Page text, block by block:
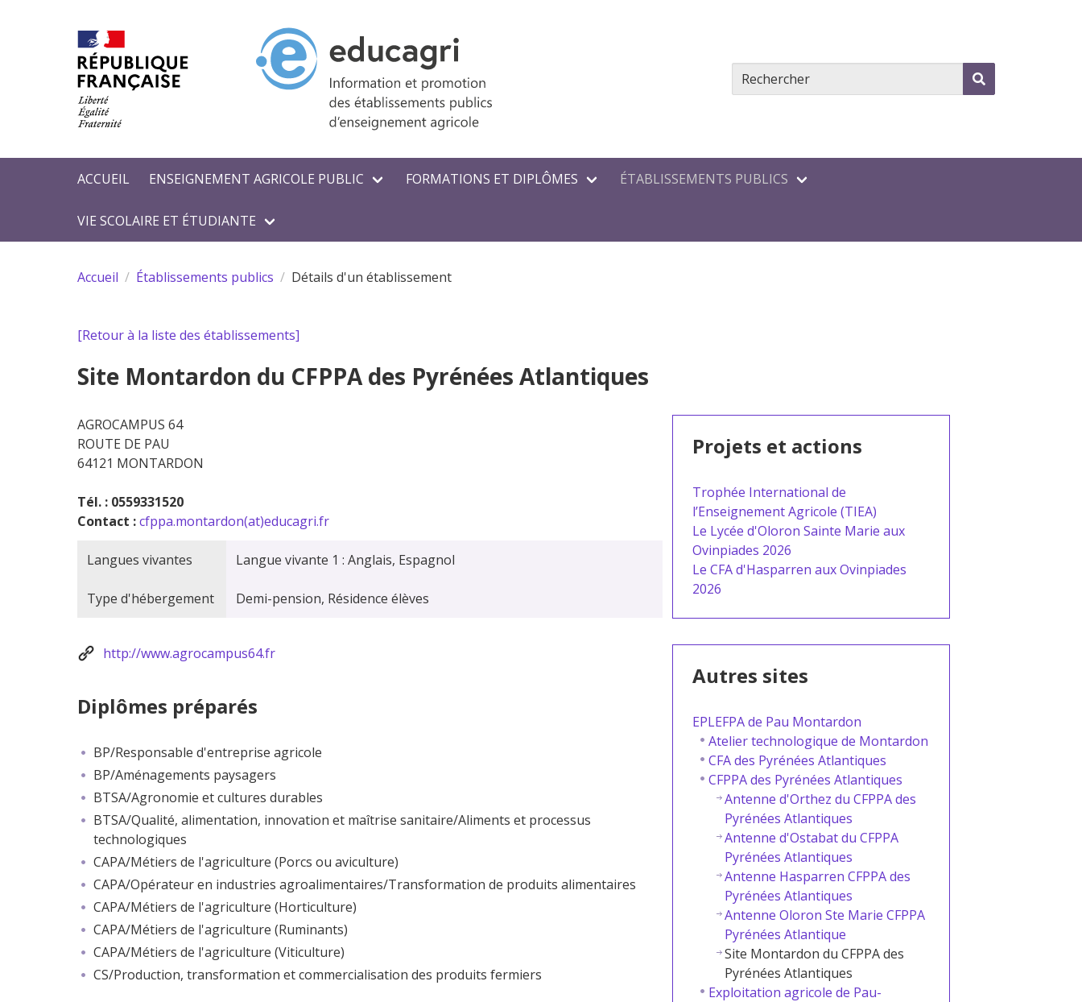
ACCUEIL ENSEIGNEMENT AGRICOLE PUBLIC FORMATIONS ET DIPLÔMES ÉTABLISSEMENTS PUBLICS
VIE SCOLAIRE ET ÉTUDIANTE
Accueil Établissements publics Détails d'un établissement
[Retour à la liste des établissements]
Site Montardon du CFPPA des Pyrénées Atlantiques
AGROCAMPUS 64
ROUTE DE PAU
64121 MONTARDON
Tél. : 0559331520
Contact :cfppa.montardon(at)educagri.fr
Langues vivantes Langue vivante 1 : Anglais, Espagnol
Type d'hébergement Demi-pension, Résidence élèves
http://www.agrocampus64.fr
Diplômes préparés
BP/Responsable d'entreprise agricole
BP/Aménagements paysagers
BTSA/Agronomie et cultures durables
BTSA/Qualité, alimentation, innovation et maîtrise sanitaire/Aliments et processus
technologiques
CAPA/Métiers de l'agriculture (Porcs ou aviculture)
CAPA/Opérateur en industries agroalimentaires/Transformation de produits alimentaires
CAPA/Métiers de l'agriculture (Horticulture)
CAPA/Métiers de l'agriculture (Ruminants)
CAPA/Métiers de l'agriculture (Viticulture)
CS/Production, transformation et commercialisation des produits fermiers
Projets et actions
Trophée International de
l’Enseignement Agricole (TIEA)
Le Lycée d'Oloron Sainte Marie aux
Ovinpiades 2026
Le CFA d'Hasparren aux Ovinpiades
2026
Autres sites
EPLEFPA de Pau Montardon
Atelier technologique de Montardon
CFA des Pyrénées Atlantiques
CFPPA des Pyrénées Atlantiques
Antenne d'Orthez du CFPPA des
Pyrénées Atlantiques
Antenne d'Ostabat du CFPPA
Pyrénées Atlantiques
Antenne Hasparren CFPPA des
Pyrénées Atlantiques
Antenne Oloron Ste Marie CFPPA
Pyrénées Atlantique
Site Montardon du CFPPA des
Pyrénées Atlantiques
Exploitation agricole de Pau-